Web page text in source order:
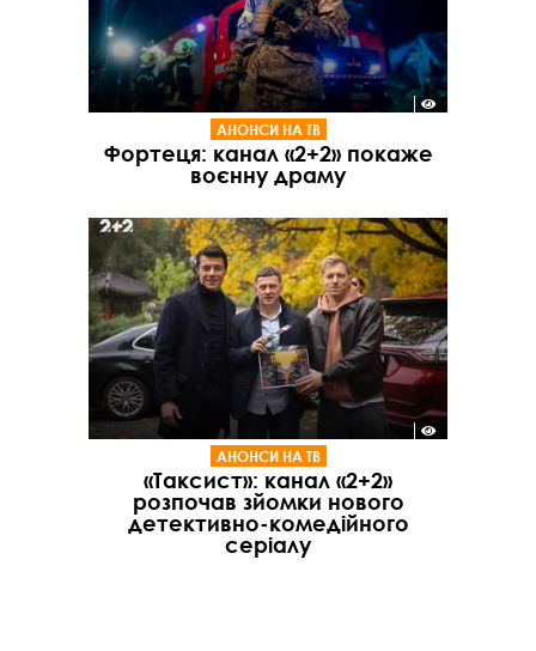
АНОНСИ НА ТВ
Фортеця: канал «2+2» покаже
воєнну драму
АНОНСИ НА ТВ
«Таксист»: канал «2+2»
розпочав зйомки нового
детективно-комедійного
серіалу